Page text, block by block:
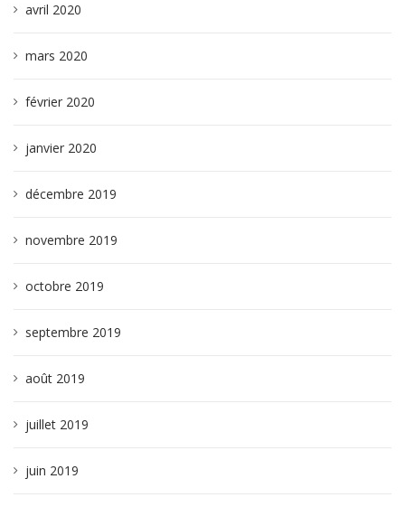
avril 2020
mars 2020
février 2020
janvier 2020
décembre 2019
novembre 2019
octobre 2019
septembre 2019
août 2019
juillet 2019
juin 2019